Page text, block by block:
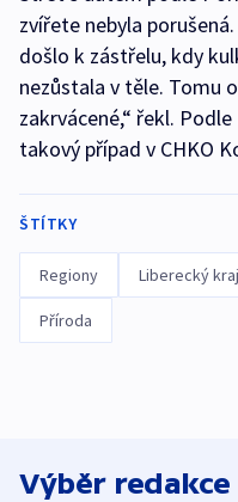
zvířete nebyla
došlo k zástřelu, kdy
nezůstala v těle. Tomu
zakrvácené,“ řekl.
takový případ v CHKO
ŠTÍTKY
Regiony Liberecký kraj
Příroda
Výběr redakce